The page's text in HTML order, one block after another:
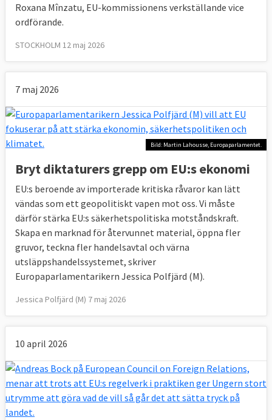
Roxana Mînzatu, EU-kommissionens verkställande vice
ordförande.
STOCKHOLM 12 maj 2026
7 maj 2026
Bild: Martin Lahousse, Europaparlamentet.
Bryt diktaturers grepp om EU:s ekonomi
EU:s beroende av importerade kritiska råvaror kan lätt
vändas som ett geopolitiskt vapen mot oss. Vi måste
därför stärka EU:s säkerhetspolitiska motståndskraft.
Skapa en marknad för återvunnet material, öppna fler
gruvor, teckna fler handelsavtal och värna
utsläppshandelssystemet, skriver
Europaparlamentarikern Jessica Polfjärd (M).
Jessica Polfjärd (M) 7 maj 2026
10 april 2026